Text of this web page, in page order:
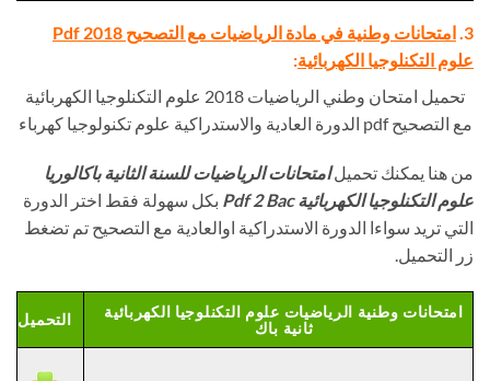
3.
امتحانات وطنية في مادة الرياضيات مع التصحيح Pdf 2018
علوم التكنلوجيا الكهربائية:
تحميل امتحان وطني الرياضيات 2018 علوم التكنلوجيا الكهربائية
مع التصحيح pdf الدورة العادية والاستدراكية علوم تكنولوجيا كهرباء
من هنا يمكنك تحميلامتحانات الرياضيات للسنة الثانية باكالوريا
علوم التكنلوجيا الكهربائية Pdf 2 Bac
بكل سهولة فقط اختر الدورة
التي تريد سواءا الدورة الاستدراكية اوالعادية مع التصحيح تم تضغط
زر التحميل.
امتحانات وطنية الرياضيات علوم التكنلوجيا الكهربائية
ثانية باك
التحميل